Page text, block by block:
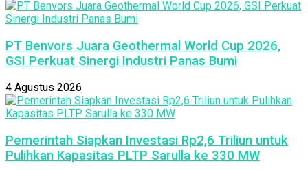
PT Benvors Juara Geothermal World Cup 2026,
GSI Perkuat Sinergi Industri Panas Bumi
4 Agustus 2026
Pemerintah Siapkan Investasi Rp2,6 Triliun untuk
Pulihkan Kapasitas PLTP Sarulla ke 330 MW